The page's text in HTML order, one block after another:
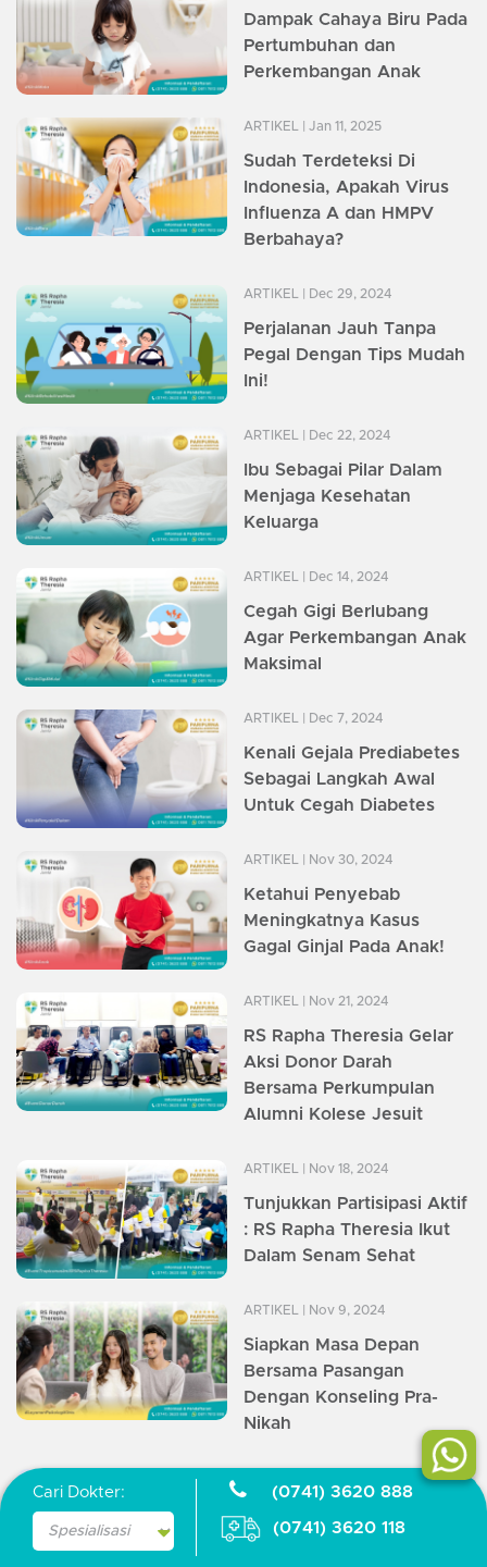
Cari Dokter: (0741) 3620 888
(0741) 3620 118
Dampak Cahaya Biru Pada
Pertumbuhan dan
Perkembangan Anak
ARTIKEL | Jan 11, 2025
Sudah Terdeteksi Di
Indonesia, Apakah Virus
Influenza A dan HMPV
Berbahaya?
ARTIKEL | Dec 29, 2024
Perjalanan Jauh Tanpa
Pegal Dengan Tips Mudah
Ini!
ARTIKEL | Dec 22, 2024
Ibu Sebagai Pilar Dalam
Menjaga Kesehatan
Keluarga
ARTIKEL | Dec 14, 2024
Cegah Gigi Berlubang
Agar Perkembangan Anak
Maksimal
ARTIKEL | Dec 7, 2024
Kenali Gejala Prediabetes
Sebagai Langkah Awal
Untuk Cegah Diabetes
ARTIKEL | Nov 30, 2024
Ketahui Penyebab
Meningkatnya Kasus
Gagal Ginjal Pada Anak!
ARTIKEL | Nov 21, 2024
RS Rapha Theresia Gelar
Aksi Donor Darah
Bersama Perkumpulan
Alumni Kolese Jesuit
ARTIKEL | Nov 18, 2024
Tunjukkan Partisipasi Aktif
: RS Rapha Theresia Ikut
Dalam Senam Sehat
ARTIKEL | Nov 9, 2024
Siapkan Masa Depan
Bersama Pasangan
Dengan Konseling Pra-
Nikah
Kenali Penyebab & Gejala
Stroke Pada Usia Muda